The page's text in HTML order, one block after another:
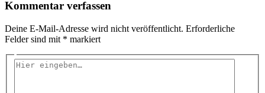
Kommentar verfassen
Deine E-Mail-Adresse wird nicht veröffentlicht. Erforderliche
Felder sind mit * markiert
Hier